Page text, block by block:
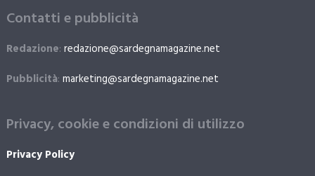
Contatti e pubblicità
Redazione: redazione@sardegnamagazine.net
Pubblicità: marketing@sardegnamagazine.net
Privacy, cookie e condizioni di utilizzo
Privacy Policy